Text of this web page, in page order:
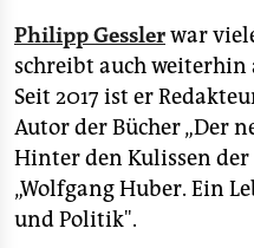
Philipp Gesslerwar
schreibt auch
Seit 2017 ist er
Autor der Bücher „Der
Hinter den Kulissen
„Wolfgang Huber. Ein
und Politik".